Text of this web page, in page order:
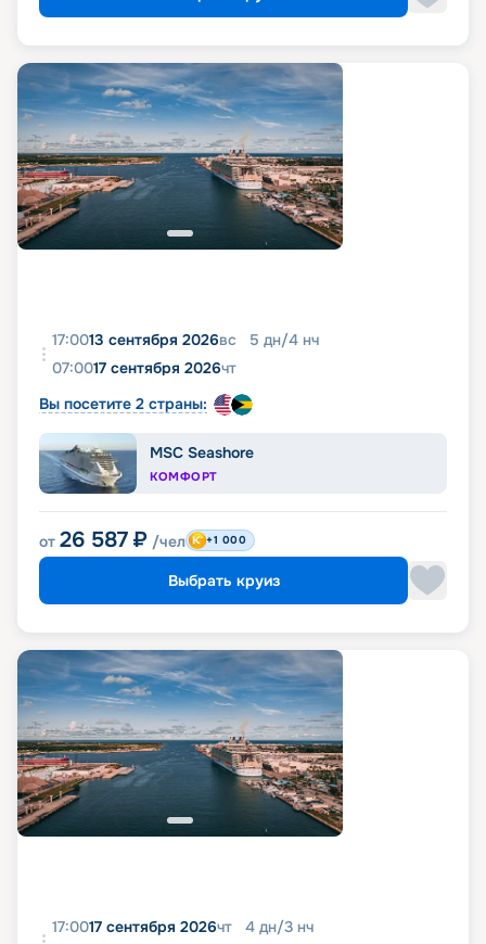
17:0013 сентября 2026вс 5 дн/4 нч
07:0017 сентября 2026чт
Вы посетите 2 страны:
MSC Seashore
КОМФОРТ
от 26 587 ₽ /чел +1 000
Выбрать круиз
17:0017 сентября 2026чт 4 дн/3 нч